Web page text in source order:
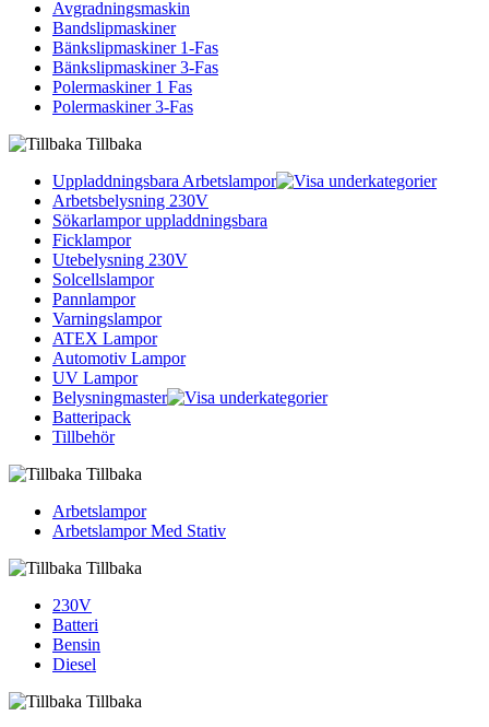
Avgradningsmaskin
Bandslipmaskiner
Bänkslipmaskiner 1-Fas
Bänkslipmaskiner 3-Fas
Polermaskiner 1 Fas
Polermaskiner 3-Fas
Tillbaka
Uppladdningsbara Arbetslampor
Arbetsbelysning 230V
Sökarlampor uppladdningsbara
Ficklampor
Utebelysning 230V
Solcellslampor
Pannlampor
Varningslampor
ATEX Lampor
Automotiv Lampor
UV Lampor
Belysningmaster
Batteripack
Tillbehör
Tillbaka
Arbetslampor
Arbetslampor Med Stativ
Tillbaka
230V
Batteri
Bensin
Diesel
Tillbaka